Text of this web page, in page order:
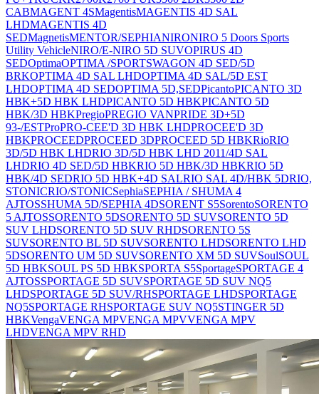
CABMAGENT 4SMagentisMAGENTIS 4D SAL
LHDMAGENTIS 4D
SEDMagnetisMENTOR/SEPHIANIRONIRO 5 Doors Sports
Utility VehicleNIRO/E-NIRO 5D SUVOPIRUS 4D
SEDOptimaOPTIMA /SPORTSWAGON 4D SED/5D
BRKOPTIMA 4D SAL LHDOPTIMA 4D SAL/5D EST
LHDOPTIMA 4D SEDOPTIMA 5D,SEDPicantoPICANTO 3D
HBK+5D HBK LHDPICANTO 5D HBKPICANTO 5D
HBK/3D HBKPregioPREGIO VANPRIDE 3D+5D
93-/ESTProPRO-CEE'D 3D HBK LHDPROCEE'D 3D
HBKPROCEEDPROCEED 3DPROCEED 5D HBKRioRIO
3D/5D HBK LHDRIO 3D/5D HBK LHD 2011/4D SAL
LHDRIO 4D SED/5D HBKRIO 5D HBK/3D HBKRIO 5D
HBK/4D SEDRIO 5D HBK+4D SALRIO SAL 4D/HBK 5DRIO,
STONICRIO/STONICSephiaSEPHIA / SHUMA 4
AJTOSSHUMA 5D/SEPHIA 4DSORENT S5SorentoSORENTO
5 AJTOSSORENTO 5DSORENTO 5D SUVSORENTO 5D
SUV LHDSORENTO 5D SUV RHDSORENTO 5S
SUVSORENTO BL 5D SUVSORENTO LHDSORENTO LHD
5DSORENTO UM 5D SUVSORENTO XM 5D SUVSoulSOUL
5D HBKSOUL PS 5D HBKSPORTA S5SportageSPORTAGE 4
AJTOSSPORTAGE 5D SUVSPORTAGE 5D SUV NQ5
LHDSPORTAGE 5D SUV/RHSPORTAGE LHDSPORTAGE
NQ5SPORTAGE RHSPORTAGE SUV NQ5STINGER 5D
HBKVengaVENGA MPVENGA MPVVENGA MPV
LHDVENGA MPV RHD